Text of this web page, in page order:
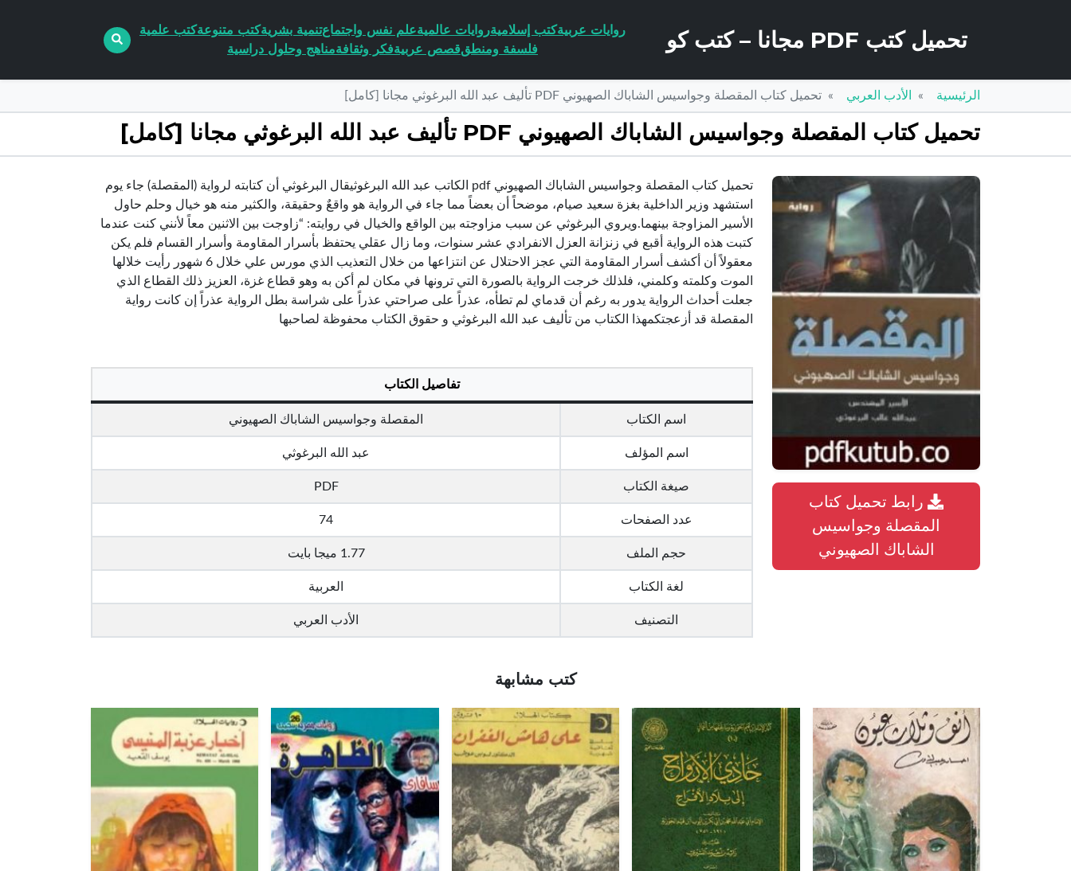
تحميل كتب PDF مجانا – كتب كو روايات عربيةكتب إسلاميةروايات عالميةعلم نفس واجتماعتنمية بشريةكتب متنوعةكتب علمية
فلسفة ومنطققصص عربيةفكر وثقافةمناهج وحلول دراسية
الرئيسية الأدب العربي تحميل كتاب المقصلة وجواسيس الشاباك الصهيوني PDF تأليف عبد الله البرغوثي مجانا [كامل]
تحميل كتاب المقصلة وجواسيس الشاباك الصهيوني PDF تأليف عبد الله البرغوثي مجانا [كامل]
رابط تحميل كتاب
المقصلة وجواسيس
الشاباك الصهيوني
تحميل كتاب المقصلة وجواسيس الشاباك الصهيوني pdf الكاتب عبد الله البرغوثيقال البرغوثي أن كتابته لرواية (المقصلة) جاء يوم
استشهد وزير الداخلية بغزة سعيد صيام، موضحاً أن بعضاً مما جاء في الرواية هو واقعٌ وحقيقة، والكثير منه هو خيال وحلم حاول
الأسير المزاوجة بينهما.ويروي البرغوثي عن سبب مزاوجته بين الواقع والخيال في روايته: “زاوجت بين الاثنين معاً لأنني كنت عندما
كتبت هذه الرواية أقبع في زنزانة العزل الانفرادي عشر سنوات، وما زال عقلي يحتفظ بأسرار المقاومة وأسرار القسام فلم يكن
معقولاً أن أكشف أسرار المقاومة التي عجز الاحتلال عن انتزاعها من خلال التعذيب الذي مورس علي خلال 6 شهور رأيت خلالها
الموت وكلمته وكلمني، فلذلك خرجت الرواية بالصورة التي ترونها في مكان لم أكن به وهو قطاع غزة، العزيز ذلك القطاع الذي
جعلت أحداث الرواية يدور به رغم أن قدماي لم تطأه، عذراً على صراحتي عذراً على شراسة بطل الرواية عذراً إن كانت رواية
المقصلة قد أزعجتكمهذا الكتاب من تأليف عبد الله البرغوثي و حقوق الكتاب محفوظة لصاحبها
تفاصيل الكتاب
اسم الكتاب المقصلة وجواسيس الشاباك الصهيوني
اسم المؤلف عبد الله البرغوثي
صيغة الكتاب PDF
عدد الصفحات 74
حجم الملف 1.77 ميجا بايت
لغة الكتاب العربية
التصنيف الأدب العربي
كتب مشابهة